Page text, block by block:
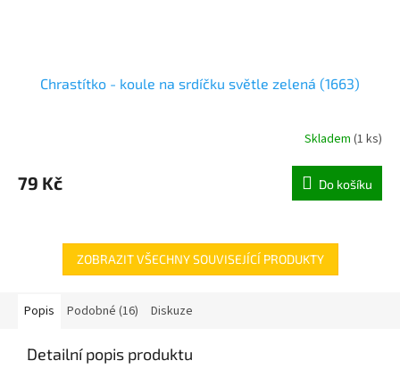
Chrastítko - koule na srdíčku světle zelená (1663)
Skladem (1 ks)
79 Kč Do košíku
ZOBRAZIT VŠECHNY SOUVISEJÍCÍ PRODUKTY
Popis Podobné (16) Diskuze
Detailní popis produktu